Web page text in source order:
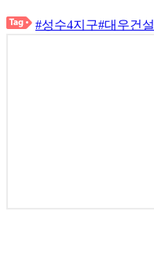
#성수4지구#대우건설